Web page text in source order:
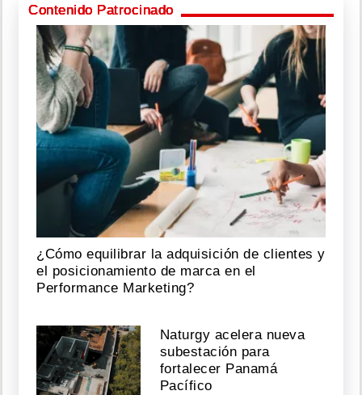
Contenido Patrocinado
¿Cómo equilibrar la adquisición de clientes y
el posicionamiento de marca en el
Performance Marketing?
Naturgy acelera nueva
subestación para
fortalecer Panamá
Pacífico